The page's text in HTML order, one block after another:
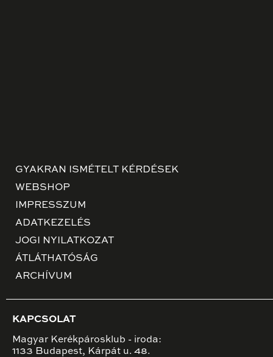
GYAKRAN ISMÉTELT KÉRDÉSEK
WEBSHOP
IMPRESSZUM
ADATKEZELÉS
JOGI NYILATKOZAT
ÁTLÁTHATÓSÁG
ARCHÍVUM
KAPCSOLAT
Magyar Kerékpárosklub - iroda:
1133 Budapest, Kárpát u. 48.